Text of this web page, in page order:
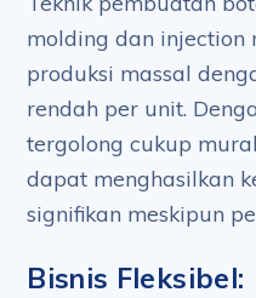
molding dan injection
produksi massal
rendah per unit.
tergolong cukup
dapat menghasilkan
signifikan meskipun
Bisnis Fleksibel: